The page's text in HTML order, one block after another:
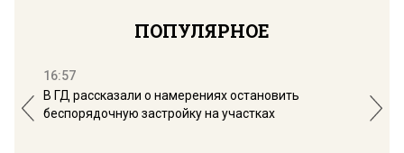
ПОПУЛЯРНОЕ
16:57
В ГД рассказали о намерениях остановить
беспорядочную застройку на участках